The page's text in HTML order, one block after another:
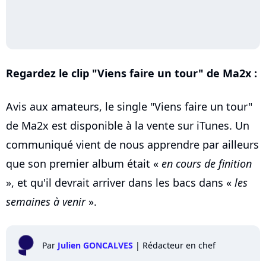
Regardez le clip "Viens faire un tour" de Ma2x :
Avis aux amateurs, le single "Viens faire un tour"
de Ma2x est disponible à la vente sur iTunes. Un
communiqué vient de nous apprendre par ailleurs
que son premier album était « en cours de finition
», et qu'il devrait arriver dans les bacs dans « les
semaines à venir».
Par Julien GONCALVES | Rédacteur en chef